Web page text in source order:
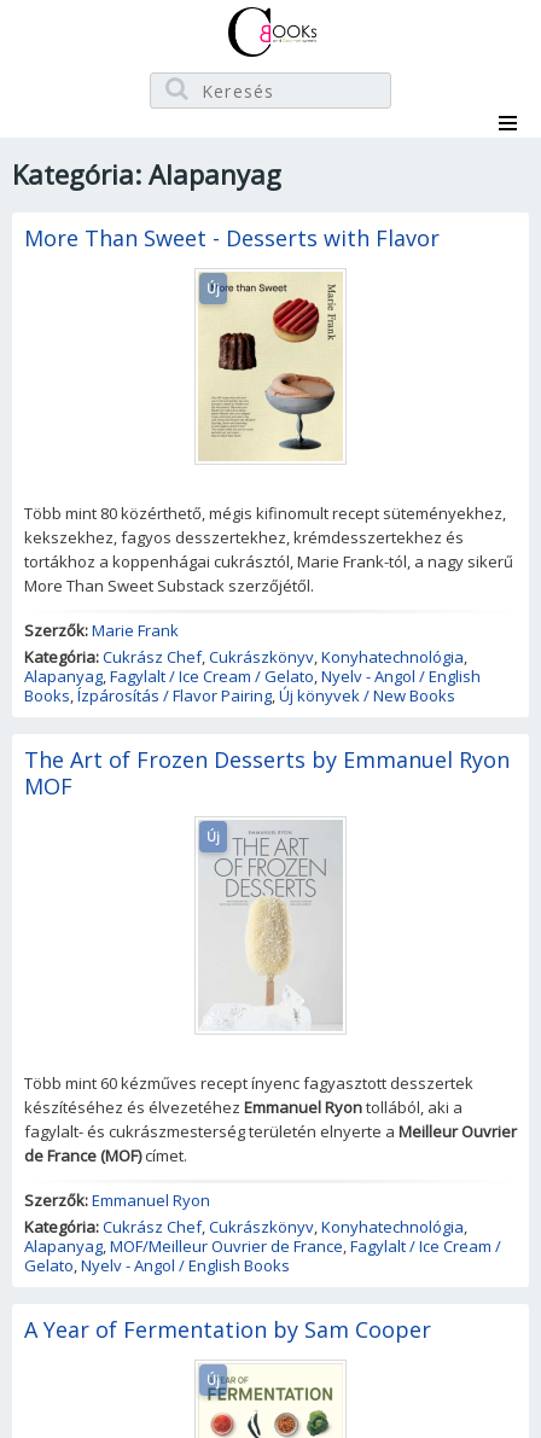
Kategória: Alapanyag
More Than Sweet - Desserts with Flavor
Új
Több mint 80 közérthető, mégis kifinomult recept süteményekhez,
kekszekhez, fagyos desszertekhez, krémdesszertekhez és
tortákhoz a koppenhágai cukrásztól, Marie Frank-tól, a nagy sikerű
More Than Sweet Substack szerzőjétől.
Szerzők:Marie Frank
Kategória:Cukrász Chef,Cukrászkönyv,Konyhatechnológia,
Alapanyag,Fagylalt / Ice Cream / Gelato,Nyelv - Angol / English
Books,Ízpárosítás / Flavor Pairing,Új könyvek / New Books
The Art of Frozen Desserts by Emmanuel Ryon
MOF
Új
Több mint 60 kézműves recept ínyenc fagyasztott desszertek
készítéséhez és élvezetéhez Emmanuel Ryontollából, aki a
fagylalt- és cukrászmesterség területén elnyerte a Meilleur Ouvrier
de France (MOF)címet.
Szerzők:Emmanuel Ryon
Kategória:Cukrász Chef,Cukrászkönyv,Konyhatechnológia,
Alapanyag,MOF/Meilleur Ouvrier de France,Fagylalt / Ice Cream /
Gelato,Nyelv - Angol / English Books
A Year of Fermentation by Sam Cooper
Új